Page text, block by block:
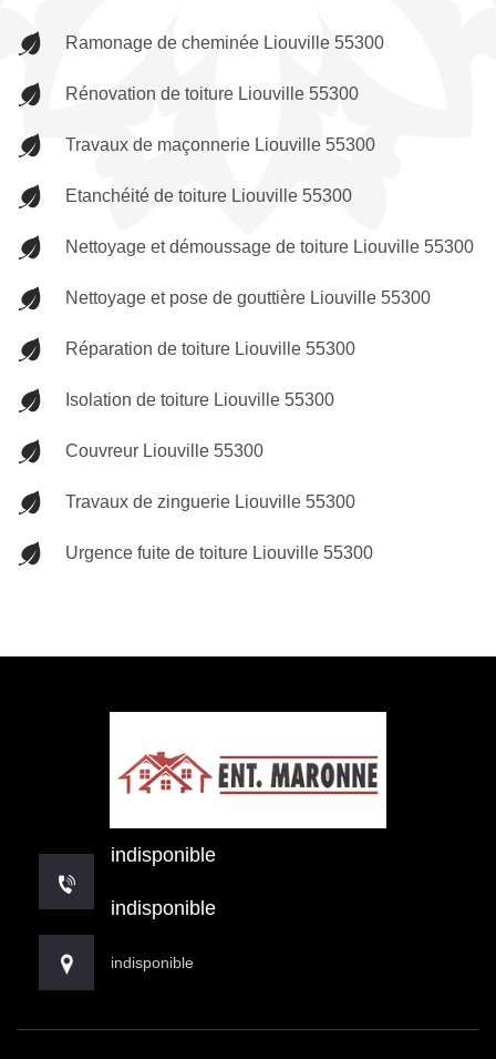
Ramonage de cheminée Liouville 55300
Rénovation de toiture Liouville 55300
Travaux de maçonnerie Liouville 55300
Etanchéité de toiture Liouville 55300
Nettoyage et démoussage de toiture Liouville 55300
Nettoyage et pose de gouttière Liouville 55300
Réparation de toiture Liouville 55300
Isolation de toiture Liouville 55300
Couvreur Liouville 55300
Travaux de zinguerie Liouville 55300
Urgence fuite de toiture Liouville 55300
indisponible
indisponible
indisponible